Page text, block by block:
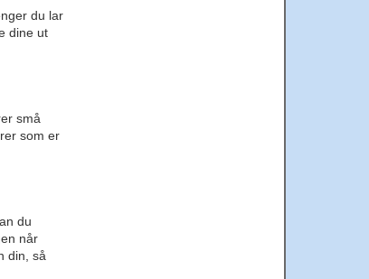
du lar
dine ut
små
som er
du
når
din, så